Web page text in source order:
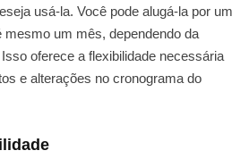
usá-la. Você pode alugá-la por um
mesmo um mês, dependendo da
oferece a flexibilidade necessária
e alterações no cronograma do